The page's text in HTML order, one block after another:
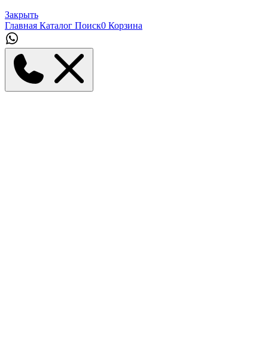
Закрыть
Главная Каталог Поиск0 Корзина